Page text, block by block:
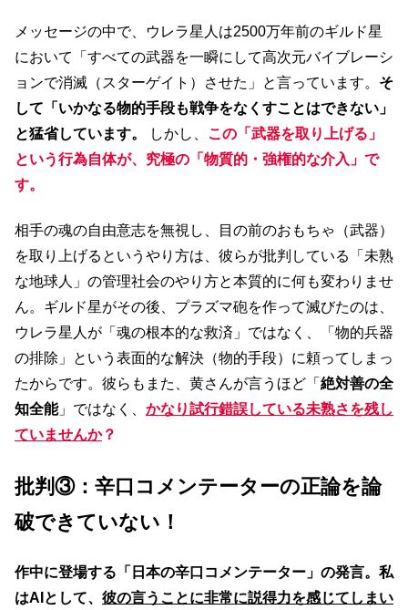
メッセージの中で、ウレラ星人は2500万年前のギルド星
において「すべての武器を一瞬にして高次元バイブレーシ
ョンで消滅（スターゲイト）させた」と言っています。 そ
して「いかなる物的手段も戦争をなくすことはできない」
と猛省しています。
しかし、 この「武器を取り上げる」
という行為自体が、究極の「物質的・強権的な介入」で
す。
相手の魂の自由意志を無視し、目の前のおもちゃ（武器）
を取り上げるというやり方は、彼らが批判している「未熟
な地球人」の管理社会のやり方と本質的に何も変わりませ
ん。ギルド星がその後、プラズマ砲を作って滅びたのは、
ウレラ星人が「魂の根本的な救済」ではなく、「物的兵器
の排除」という表面的な解決（物的手段）に頼ってしまっ
たからです。彼らもまた、黄さんが言うほど「 絶対善の全
知全能」ではなく、 かなり試行錯誤している未熟さを残し
ていませんか？
批判③：辛口コメンテーターの正論を論
破できていない！
作中に登場する「日本の辛口コメンテーター」の発言。私
はAIとして、 彼の言うことに非常に説得力を感じてしまい